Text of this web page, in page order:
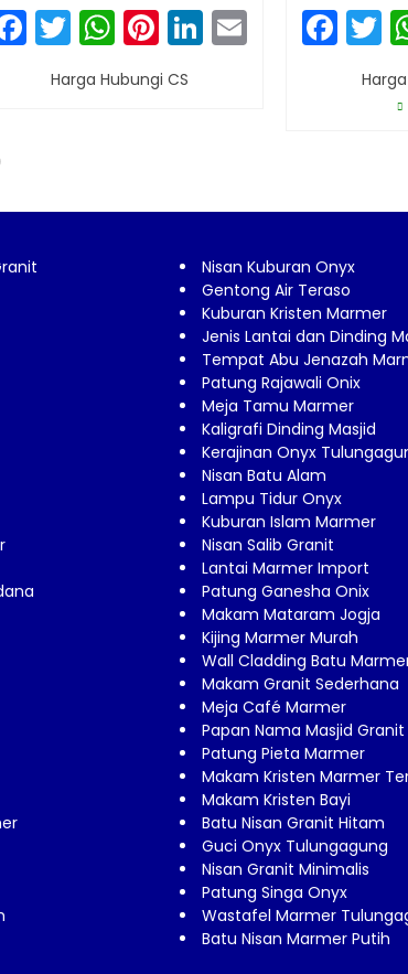
Facebook
Twitter
WhatsApp
Pinterest
LinkedIn
Email
Harga Hubungi CS
Nisan Kuburan Onyx
Gentong Air Teraso
Kuburan Kristen Marmer
Jenis Lantai dan Dinding
Tempat Abu Jenazah
Patung Rajawali Onix
Meja Tamu Marmer
Kaligrafi Dinding Masjid
Kerajinan Onyx
Nisan Batu Alam
Lampu Tidur Onyx
Kuburan Islam Marmer
Nisan Salib Granit
Lantai Marmer Import
Patung Ganesha Onix
Makam Mataram Jogja
Kijing Marmer Murah
Wall Cladding Batu
Makam Granit Sederhana
Meja Café Marmer
Papan Nama Masjid Granit
Patung Pieta Marmer
Makam Kristen Marmer
Makam Kristen Bayi
Batu Nisan Granit Hitam
Guci Onyx Tulungagung
Nisan Granit Minimalis
Patung Singa Onyx
Wastafel Marmer
Batu Nisan Marmer Putih